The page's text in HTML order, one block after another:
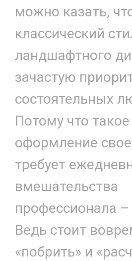
можно казать,
классический
ландшафтного
зачастую
состоятельных
Потому что такое
оформление
требует
вмешательства
профессионала
Ведь стоит
«побрить» и